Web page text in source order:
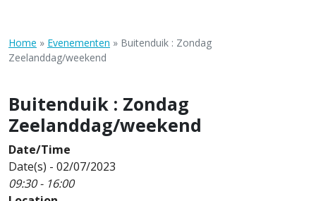
Home » Evenementen » Buitenduik : Zondag
Zeelanddag/weekend
Buitenduik : Zondag
Zeelanddag/weekend
Date/Time
Date(s) - 02/07/2023
09:30 - 16:00